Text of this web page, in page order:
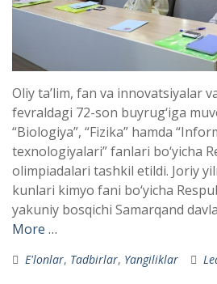
Oliy ta’lim, fan va innovatsiyalar
fevraldagi 72-son buyrug‘iga
“Biologiya”, “Fizika” hamda
texnologiyalari” fanlari bo‘yicha
olimpiadalari tashkil etildi. Joriy
kunlari kimyo fani bo‘yicha
yakuniy bosqichi Samarqand
More …
E'lonlar, Tadbirlar, Yangiliklar